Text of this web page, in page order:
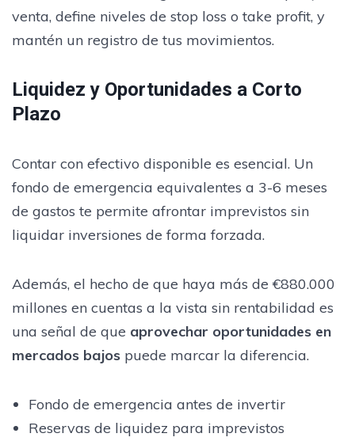
venta, define niveles de stop loss o take profit, y
mantén un registro de tus movimientos.
Liquidez y Oportunidades a Corto
Plazo
Contar con efectivo disponible es esencial. Un
fondo de emergencia equivalentes a 3-6 meses
de gastos te permite afrontar imprevistos sin
liquidar inversiones de forma forzada.
Además, el hecho de que haya más de €880.000
millones en cuentas a la vista sin rentabilidad es
una señal de que aprovechar oportunidades en
mercados bajos puede marcar la diferencia.
Fondo de emergencia antes de invertir
Reservas de liquidez para imprevistos